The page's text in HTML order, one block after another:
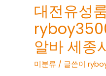
전
알
바
정
정
대
표
O1O.2062
3474
k
대전유성
알바 세종
미분류 / 글쓴이